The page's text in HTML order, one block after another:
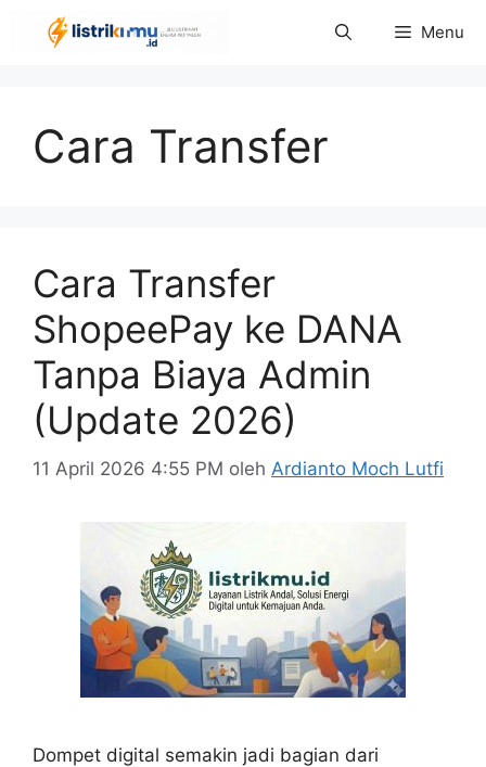
Langsung
Menu
Cara Transfer
Cara Transfer
ShopeePay ke DANA
Tanpa Biaya Admin
(Update 2026)
11 April 2026 4:55 PM oleh Ardianto Moch Lutfi
Dompet digital semakin jadi bagian dari